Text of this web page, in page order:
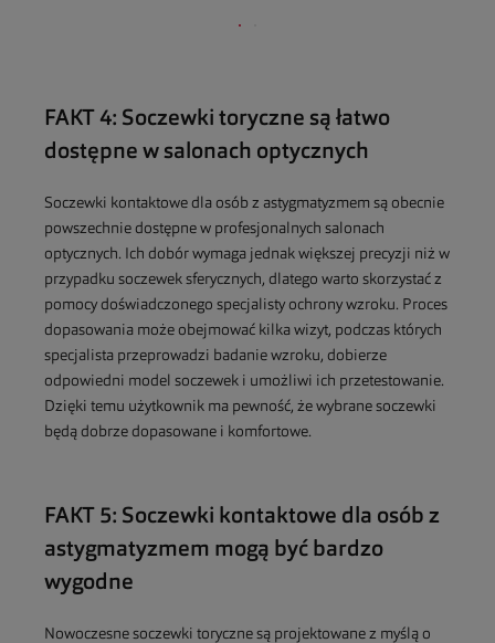
FAKT 4: Soczewki toryczne są łatwo
dostępne w salonach optycznych
Soczewki kontaktowe dla osób z astygmatyzmem są obecnie
powszechnie dostępne w profesjonalnych salonach
optycznych. Ich dobór wymaga jednak większej precyzji niż w
przypadku soczewek sferycznych, dlatego warto skorzystać z
pomocy doświadczonego specjalisty ochrony wzroku. Proces
dopasowania może obejmować kilka wizyt, podczas których
specjalista przeprowadzi badanie wzroku, dobierze
odpowiedni model soczewek i umożliwi ich przetestowanie.
Dzięki temu użytkownik ma pewność, że wybrane soczewki
będą dobrze dopasowane i komfortowe.
FAKT 5: Soczewki kontaktowe dla osób z
astygmatyzmem mogą być bardzo
wygodne
Nowoczesne soczewki toryczne są projektowane z myślą o